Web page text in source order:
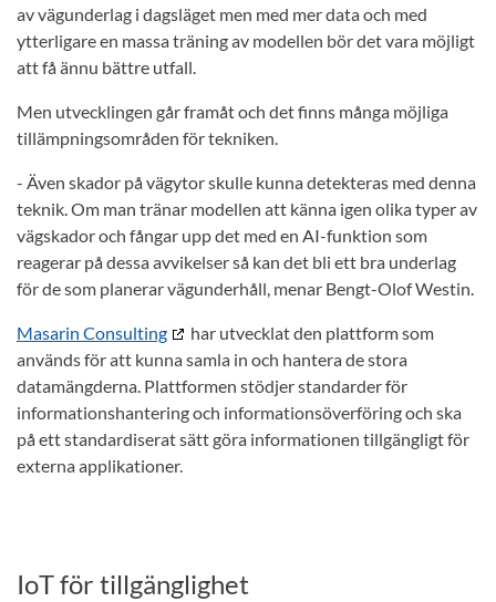
av vägunderlag i dagsläget men med mer data och med
ytterligare en massa träning av modellen bör det vara möjligt
att få ännu bättre utfall.
Men utvecklingen går framåt och det finns många möjliga
tillämpningsområden för tekniken.
- Även skador på vägytor skulle kunna detekteras med denna
teknik. Om man tränar modellen att känna igen olika typer av
vägskador och fångar upp det med en AI-funktion som
reagerar på dessa avvikelser så kan det bli ett bra underlag
för de som planerar vägunderhåll, menar Bengt-Olof Westin.
Masarin Consulting
har utvecklat den plattform som
används för att kunna samla in och hantera de stora
datamängderna. Plattformen stödjer standarder för
informationshantering och informationsöverföring och ska
på ett standardiserat sätt göra informationen tillgängligt för
externa applikationer.
IoT för tillgänglighet